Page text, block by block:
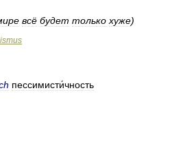
всё будет только хуже)
пессимисти́чность